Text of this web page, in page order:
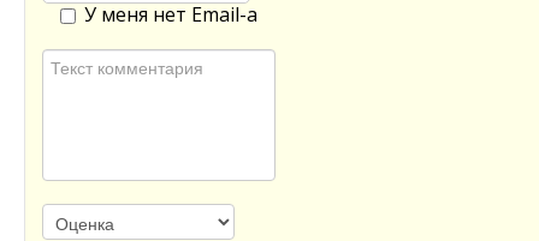
У меня нет Email-а